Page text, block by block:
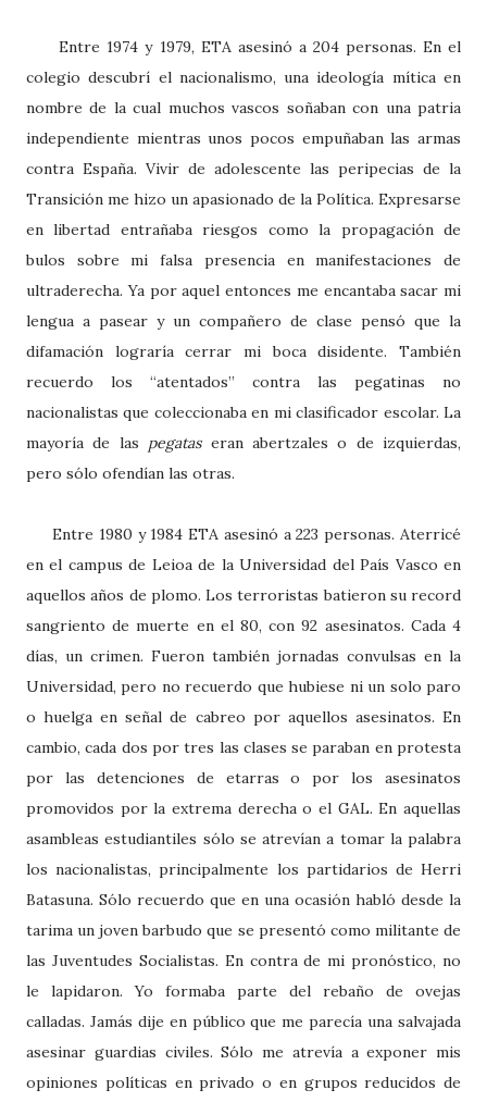
Entre 1974 y 1979, ETA asesinó a 204 personas. En el
colegio descubrí el nacionalismo, una ideología mítica en
nombre de la cual muchos vascos soñaban con una patria
independiente mientras unos pocos empuñaban las armas
contra España. Vivir de adolescente las peripecias de la
Transición me hizo un apasionado de la Política. Expresarse
en libertad entrañaba riesgos como la propagación de
bulos sobre mi falsa presencia en manifestaciones de
ultraderecha. Ya por aquel entonces me encantaba sacar mi
lengua a pasear y un compañero de clase pensó que la
difamación lograría cerrar mi boca disidente. También
recuerdo los “atentados” contra las pegatinas no
nacionalistas que coleccionaba en mi clasificador escolar. La
mayoría de las pegatas eran abertzales o de izquierdas,
pero sólo ofendían las otras.
Entre 1980 y 1984 ETA asesinó a 223 personas. Aterricé
en el campus de Leioa de la Universidad del País Vasco en
aquellos años de plomo. Los terroristas batieron su record
sangriento de muerte en el 80, con 92 asesinatos. Cada 4
días, un crimen. Fueron también jornadas convulsas en la
Universidad, pero no recuerdo que hubiese ni un solo paro
o huelga en señal de cabreo por aquellos asesinatos. En
cambio, cada dos por tres las clases se paraban en protesta
por las detenciones de etarras o por los asesinatos
promovidos por la extrema derecha o el GAL. En aquellas
asambleas estudiantiles sólo se atrevían a tomar la palabra
los nacionalistas, principalmente los partidarios de Herri
Batasuna. Sólo recuerdo que en una ocasión habló desde la
tarima un joven barbudo que se presentó como militante de
las Juventudes Socialistas. En contra de mi pronóstico, no
le lapidaron. Yo formaba parte del rebaño de ovejas
calladas. Jamás dije en público que me parecía una salvajada
asesinar guardias civiles. Sólo me atrevía a exponer mis
opiniones políticas en privado o en grupos reducidos de